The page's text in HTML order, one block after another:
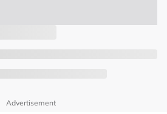
Advertisement